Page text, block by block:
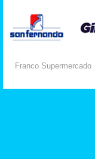
Franco Supermercado